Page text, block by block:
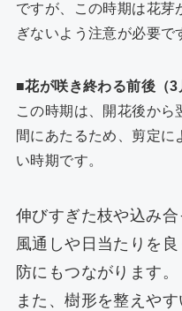
ですが、この時期は花芽
ぎないよう注意が必要で
■花が咲き終わる前後（
この時期は、開花後か
間にあたるため、剪定に
い時期です。
伸びすぎた枝や込み合
風通しや日当たりを
防にもつながります。
また、樹形を整えや